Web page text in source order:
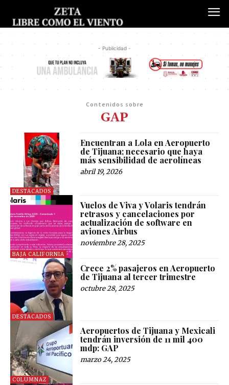
- Publicidad -
Contenidos sobre
GAP
DESTACADOS
Encuentran a Lola en Aeropuerto
de Tijuana; necesario que haya
más sensibilidad de aerolíneas
abril 19, 2026
BAJA CALIFORNIA
Vuelos de Viva y Volaris tendrán
retrasos y cancelaciones por
actualización de software en
aviones Airbus
noviembre 28, 2025
DESTACADOS
Crece 2% pasajeros en Aeropuerto
de Tijuana al tercer trimestre
octubre 28, 2025
COLUMNAZ
Aeropuertos de Tijuana y Mexicali
tendrán inversión de 11 mil 400
mdp: GAP
marzo 24, 2025